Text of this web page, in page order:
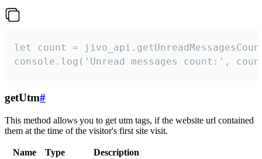
let count =
console.log('Unread messages count:',
getUtm#
This method allows you to get utm tags, if the website url contained
them at the time of the visitor's first site visit.
Name Type
Description